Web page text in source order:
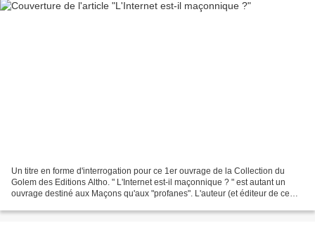
Un titre en forme d'interrogation pour ce 1er ouvrage de la Collection du
Golem des Editions Altho. " L'Internet est-il maçonnique ? " est autant un
ouvrage destiné aux Maçons qu'aux "profanes". L'auteur (et éditeur de ce